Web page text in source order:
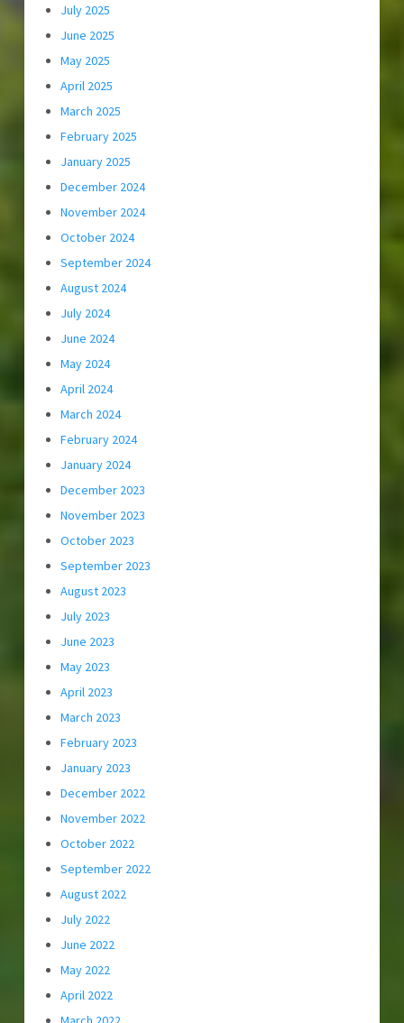
July 2025
June 2025
May 2025
April 2025
March 2025
February 2025
January 2025
December 2024
November 2024
October 2024
September 2024
August 2024
July 2024
June 2024
May 2024
April 2024
March 2024
February 2024
January 2024
December 2023
November 2023
October 2023
September 2023
August 2023
July 2023
June 2023
May 2023
April 2023
March 2023
February 2023
January 2023
December 2022
November 2022
October 2022
September 2022
August 2022
July 2022
June 2022
May 2022
April 2022